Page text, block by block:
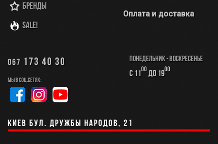
Бренды
SALE!
Оплата и доставка
067 173 40 30
Мы в соц.сетях:
Понедельник - Воскресенье
с 1100 до 1900
Киев бул. Дружбы Народов, 21